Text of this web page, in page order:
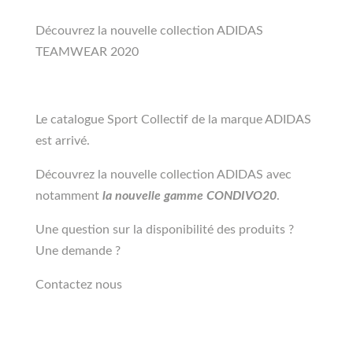
Découvrez la nouvelle collection ADIDAS
TEAMWEAR 2020
Le catalogue Sport Collectif de la marque ADIDAS
est arrivé.
Découvrez la nouvelle collection ADIDAS avec
notamment la nouvelle gamme CONDIVO20.
Une question sur la disponibilité des produits ?
Une demande ?
Contactez nous